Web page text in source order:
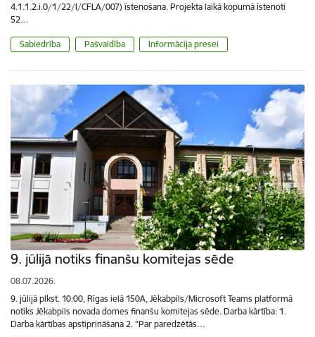
4.1.1.2.i.0/1/22/I/CFLA/007) īstenošana. Projekta laikā kopumā īstenoti
52…
Sabiedrība Pašvaldība Informācija presei
9. jūlijā notiks finanšu komitejas sēde
08.07.2026.
9. jūlijā plkst. 10:00, Rīgas ielā 150A, Jēkabpils/Microsoft Teams platformā
notiks Jēkabpils novada domes finanšu komitejas sēde. Darba kārtība: 1.
Darba kārtības apstiprināšana 2. "Par paredzētās…